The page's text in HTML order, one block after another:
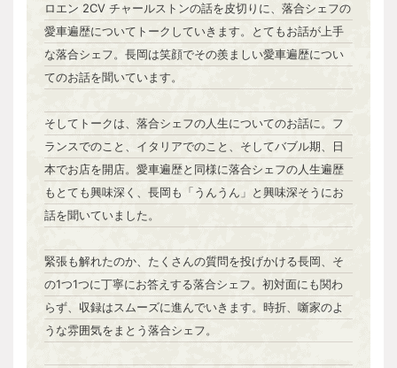
ロエン 2CV チャールストンの話を皮切りに、落合シェフの
愛車遍歴についてトークしていきます。とてもお話が上手
な落合シェフ。長岡は笑顔でその羨ましい愛車遍歴につい
てのお話を聞いています。
そしてトークは、落合シェフの人生についてのお話に。フ
ランスでのこと、イタリアでのこと、そしてバブル期、日
本でお店を開店。愛車遍歴と同様に落合シェフの人生遍歴
もとても興味深く、長岡も「うんうん」と興味深そうにお
話を聞いていました。
緊張も解れたのか、たくさんの質問を投げかける長岡、そ
の1つ1つに丁寧にお答えする落合シェフ。初対面にも関わ
らず、収録はスムーズに進んでいきます。時折、噺家のよ
うな雰囲気をまとう落合シェフ。